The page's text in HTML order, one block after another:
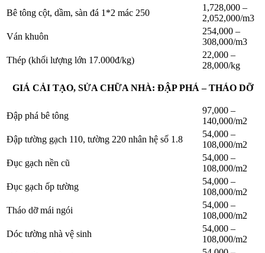
Bê tông cột, dầm, sàn đá 1*2 mác 250
1,728,000 –
2,052,000/m3
Ván khuôn
254,000 –
308,000/m3
Thép (khối lượng lớn 17.000đ/kg)
22,000 –
28,000/kg
GIÁ CẢI TẠO, SỬA CHỮA NHÀ: ĐẬP PHÁ – THÁO DỠ
Đập phá bê tông
97,000 –
140,000/m2
Đập tường gạch 110, tường 220 nhân hệ số 1.8
54,000 –
108,000/m2
Đục gạch nền cũ
54,000 –
108,000/m2
Đục gạch ốp tường
54,000 –
108,000/m2
Tháo dỡ mái ngói
54,000 –
108,000/m2
Dóc tường nhà vệ sinh
54,000 –
108,000/m2